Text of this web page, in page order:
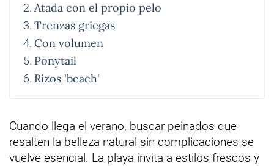
Atada con el propio pelo
Trenzas griegas
Con volumen
Ponytail
Rizos 'beach'
Cuando llega el verano, buscar peinados que
resalten la belleza natural sin complicaciones se
vuelve esencial. La playa invita a estilos frescos y